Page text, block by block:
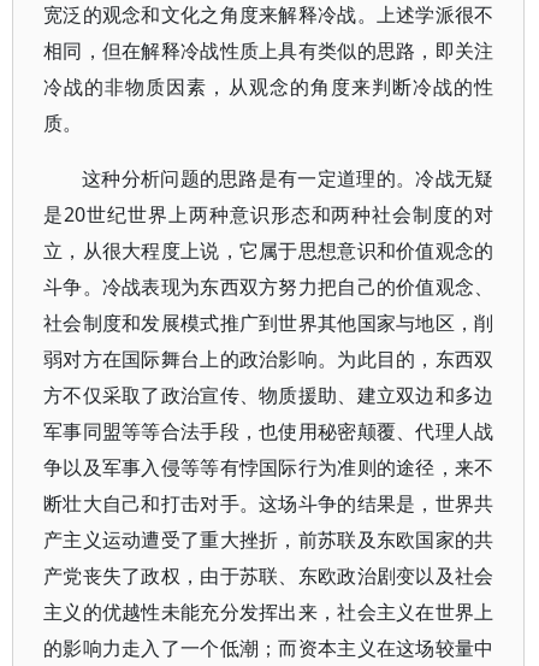
宽泛的观念和文化之角度来解释冷战。上述学派很不
相同，但在解释冷战性质上具有类似的思路，即关注
冷战的非物质因素，从观念的角度来判断冷战的性
质。
这种分析问题的思路是有一定道理的。冷战无疑
是20世纪世界上两种意识形态和两种社会制度的对
立，从很大程度上说，它属于思想意识和价值观念的
斗争。冷战表现为东西双方努力把自己的价值观念、
社会制度和发展模式推广到世界其他国家与地区，削
弱对方在国际舞台上的政治影响。为此目的，东西双
方不仅采取了政治宣传、物质援助、建立双边和多边
军事同盟等等合法手段，也使用秘密颠覆、代理人战
争以及军事入侵等等有悖国际行为准则的途径，来不
断壮大自己和打击对手。这场斗争的结果是，世界共
产主义运动遭受了重大挫折，前苏联及东欧国家的共
产党丧失了政权，由于苏联、东欧政治剧变以及社会
主义的优越性未能充分发挥出来，社会主义在世界上
的影响力走入了一个低潮；而资本主义在这场较量中